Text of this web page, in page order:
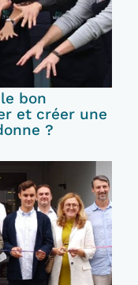
bon
et créer une
?